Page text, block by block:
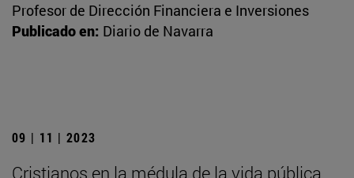
Profesor de Dirección Financiera e Inversiones
Publicado en: Diario de Navarra
09 | 11 | 2023
Cristianos en la médula de la vida pública